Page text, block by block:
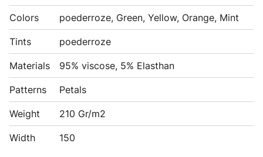
Colors poederroze, Green, Yellow, Orange, Mint
Tints poederroze
Materials 95% viscose, 5% Elasthan
Patterns Petals
Weight 210 Gr/m2
Width 150